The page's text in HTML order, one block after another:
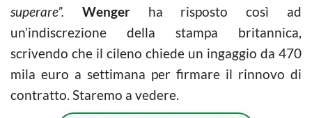
superare”. Wengerha risposto così ad
un’indiscrezione della stampa britannica,
scrivendo che il cileno chiede un ingaggio da 470
mila euro a settimana per firmare il rinnovo di
contratto. Staremo a vedere.